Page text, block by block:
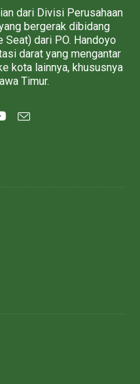
dari Divisi Perusahaan
bergerak dibidang
Seat) dari PO. Handoyo
darat yang mengantar
kota lainnya, khususnya
Timur.